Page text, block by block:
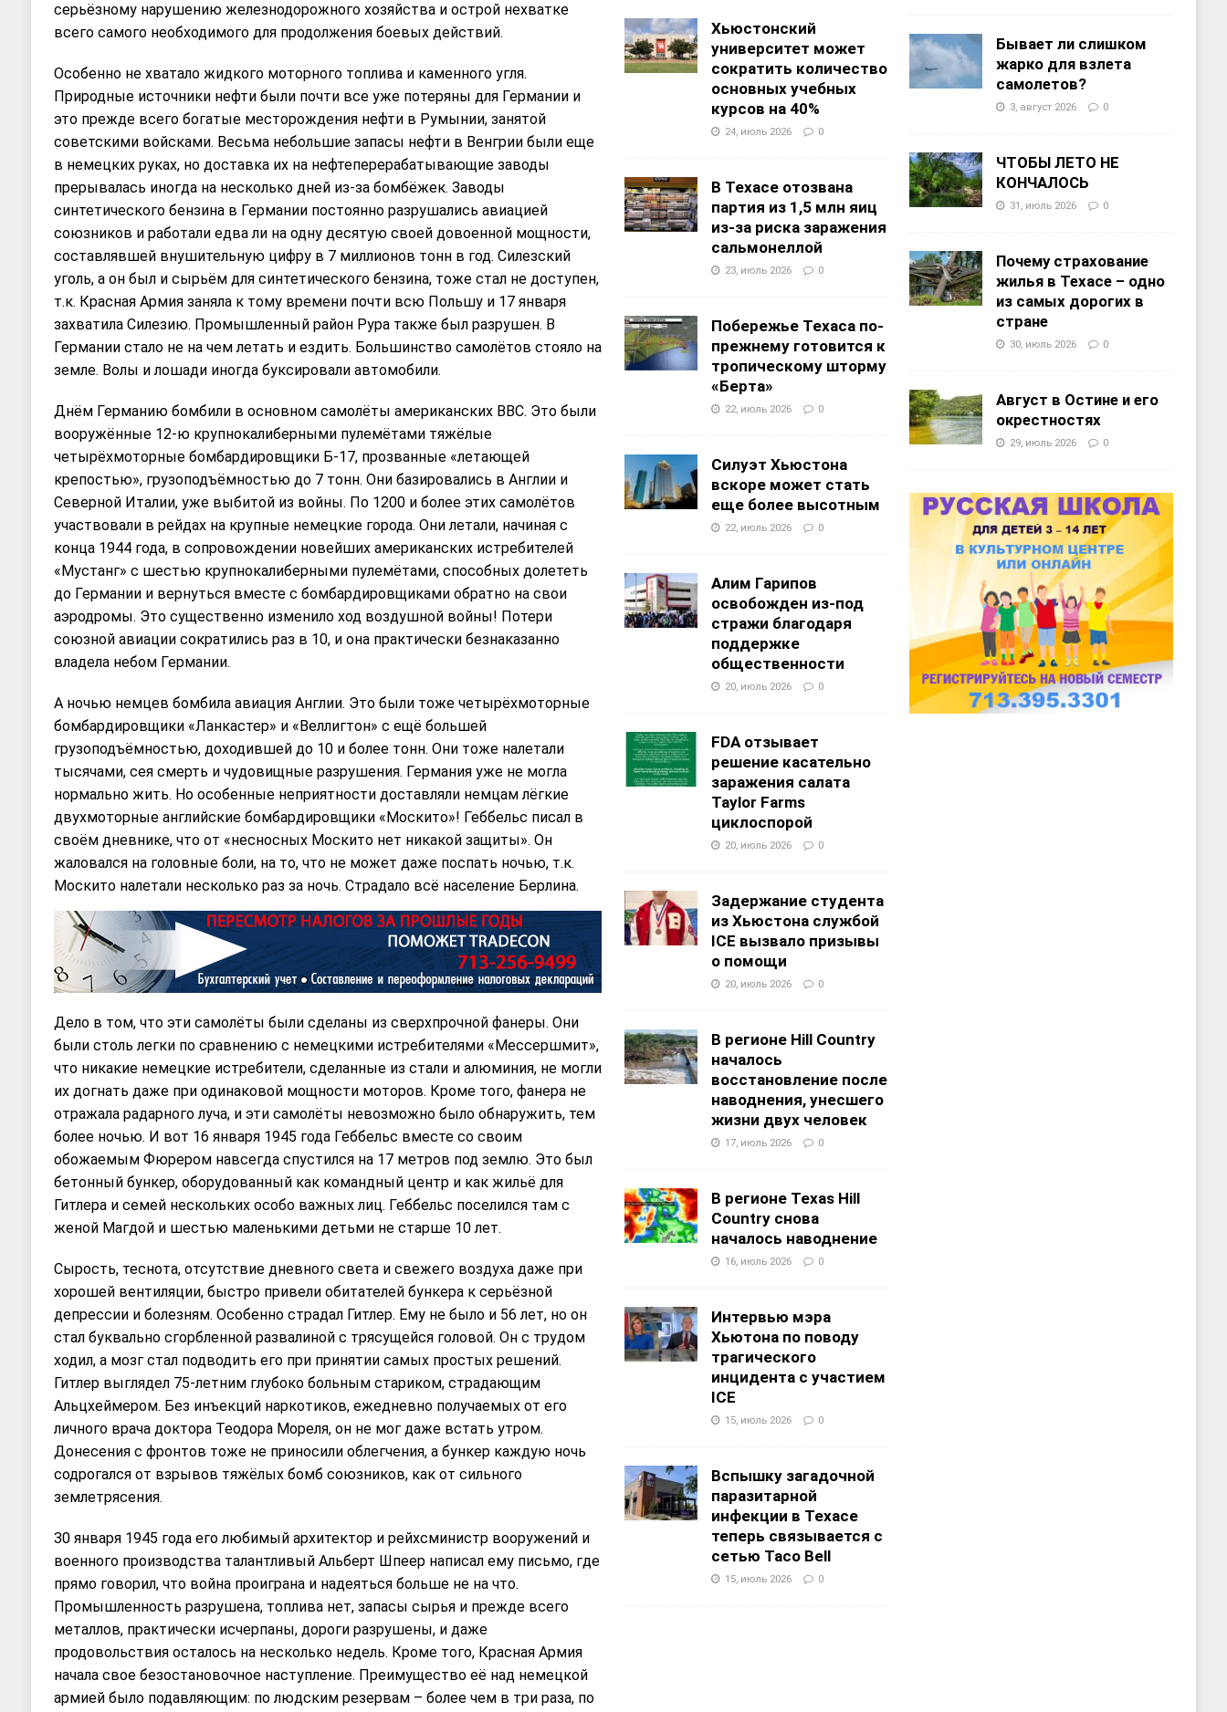
серьёзному нарушению железнодорожного хозяйства и острой нехваткe
всего самого необходимого для продолжения боевых действий.
Особенно не хватало жидкого моторного топлива и каменного угля.
Природные источники нефти были почти все уже потеряны для Германии и
это прежде всего богатые месторождения нефти в Румынии, занятой
советскими войсками. Весьма небольшие запасы нефти в Венгрии были еще
в немецких руках, но доставка их на нефтеперерабатывающие заводы
прерывалась иногда на несколько дней из-за бомбёжек. Заводы
синтетического бензина в Германии постоянно разрушались авиацией
союзников и работали едва ли на одну десятую своей довоенной мощности,
составлявшей внушительную цифру в 7 миллионов тонн в год. Силезский
уголь, а он был и сырьём для синтетического бензина, тоже стал не доступен,
т.к. Красная Армия заняла к тому времени почти всю Польшу и 17 января
захватила Силезию. Промышленный район Рура также был разрушен. В
Германии стало не на чем летать и ездить. Большинство самолётов стояло на
земле. Волы и лошади иногда буксировали автомобили.
Днём Германию бомбили в основном самолёты американских ВВС. Это были
вооружённые 12-ю крупнокалиберными пулемётами тяжёлые
четырёхмоторные бомбардировщики Б-17, прозванные «летающей
крепостью», грузоподъёмностью до 7 тонн. Они базировались в Англии и
Северной Италии, уже выбитой из войны. По 1200 и более этих самолётов
участвовали в рейдах на крупные немецкие города. Они летали, начиная с
конца 1944 года, в сопровождении новейших американских истребителей
«Мустанг» с шестью крупнокалиберными пулемётами, способных долететь
до Германии и вернуться вместе с бомбардировщиками обратно на свои
аэродромы. Это существенно изменило ход воздушной войны! Потери
союзной авиации сократились раз в 10, и она практически безнаказанно
владела небом Германии.
А ночью немцев бомбила авиация Англии. Это были тоже четырёхмоторные
бомбардировщики «Ланкастер» и «Веллигтон» с ещё большей
грузоподъёмностью, доходившей до 10 и более тонн. Они тоже налетали
тысячами, сея смерть и чудовищные разрушения. Германия уже не могла
нормально жить. Но особенные неприятности доставляли немцам лёгкие
двухмоторные английские бомбардировщики «Москито»! Геббельс писал в
своём дневнике, что от «несносных Москито нет никакой защиты». Он
жаловался на головные боли, на то, что не может даже поспать ночью, т.к.
Москито налетали несколько раз за ночь. Страдало всё население Берлина.
Дело в том, что эти самолёты были сделаны из сверхпрочной фанеры. Они
были столь легки по сравнению с немецкими истребителями «Мессершмит»,
что никакие немецкие истребители, сделанные из стали и алюминия, не могли
их догнать даже при одинаковой мощности моторов. Кроме того, фанера не
отражала радарного луча, и эти самолёты невозможно было обнаружить, тем
более ночью. И вот 16 января 1945 года Геббельс вместе со своим
обожаемым Фюрером навсегда спустился на 17 метров под землю. Это был
бетонный бункер, оборудованный как командный центр и как жильё для
Гитлера и семей нескольких особо важных лиц. Геббельс поселился там с
женой Магдой и шестью маленькими детьми не старше 10 лет.
Сырость, теснота, отсутствие дневного света и свежего воздуха даже при
хорошей вентиляции, быстро привели обитателей бункера к серьёзной
депрессии и болезням. Особенно страдал Гитлер. Ему не было и 56 лет, но он
стал буквально сгорбленной развалиной с трясущейся головой. Он с трудом
ходил, а мозг стал подводить его при принятии самых простых решений.
Гитлер выглядел 75-летним глубоко больным стариком, страдающим
Альцхеймером. Без инъекций наркотиков, ежедневно получаемых от его
личного врача доктора Теодора Мореля, он не мог даже встать утром.
Донесения с фронтов тоже не приносили облегчения, а бункер каждую ночь
содрогался от взрывов тяжёлых бомб союзников, как от сильного
землетрясения.
30 января 1945 года его любимый архитектор и рейхсминистр вооружений и
военного производствa талантливый Альберт Шпеер написал ему письмо, где
прямо говорил, что война проиграна и надеяться больше не на что.
Промышленность разрушена, топлива нет, запасы сырья и прежде всего
металлов, практически исчерпаны, дороги разрушены, и даже
продовольствия осталось на несколько недель. Кроме того, Красная Армия
начала свое безостановочное наступление. Преимущество её над немецкой
армией было подавляющим: по людским резервам – более чем в три раза, по
Хьюстонский
университет может
сократить количество
основных учебных
курсов на 40%
24, июль 2026 0
В Техасе отозвана
партия из 1,5 млн яиц
из-за риска заражения
сальмонеллой
23, июль 2026 0
Побережье Техаса по-
прежнему готовится к
тропическому шторму
«Берта»
22, июль 2026 0
Силуэт Хьюстона
вскоре может стать
еще более высотным
22, июль 2026 0
Алим Гарипов
освобожден из-под
стражи благодаря
поддержке
общественности
20, июль 2026 0
FDA отзывает
решение касательно
заражения салата
Taylor Farms
циклоспорой
20, июль 2026 0
Задержание студента
из Хьюстона службой
ICE вызвало призывы
о помощи
20, июль 2026 0
В регионе Hill Country
началось
восстановление после
наводнения, унесшего
жизни двух человек
17, июль 2026 0
В регионе Texas Hill
Country снова
началось наводнение
16, июль 2026 0
Интервью мэра
Хьютона по поводу
трагического
инцидента с участием
ICE
15, июль 2026 0
Вспышку загадочной
паразитарной
инфекции в Техасе
теперь связывается с
сетью Taco Bell
15, июль 2026 0
Бывает ли слишком
жарко для взлета
самолетов?
3, август 2026 0
ЧТОБЫ ЛЕТО НЕ
КОНЧАЛОСЬ
31, июль 2026 0
Почему страхование
жилья в Техасе – одно
из самых дорогих в
стране
30, июль 2026 0
Август в Остине и его
окрестностях
29, июль 2026 0